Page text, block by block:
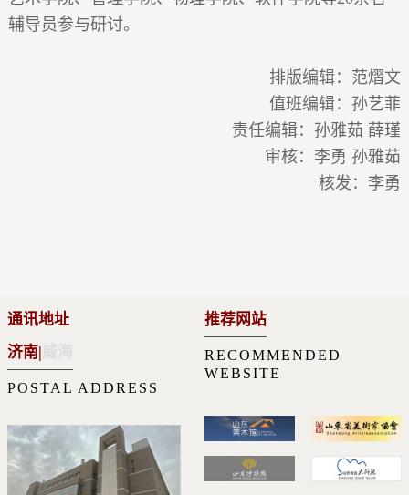
辅导员参与研讨。
排版编辑：范熠文
值班编辑：孙艺菲
责任编辑：孙雅茹 薛瑾
审核：李勇 孙雅茹
核发：李勇
通讯地址
济南|
POSTAL ADDRESS
推荐网站
RECOMMENDED
WEBSITE